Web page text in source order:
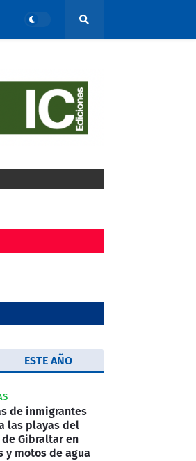
ESTE AÑO
de inmigrantes
las playas del
de Gibraltar en
y motos de agua